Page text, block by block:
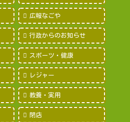
広報なごや
行政からのお知らせ
スポーツ・健康
レジャー
教養・実用
閉店